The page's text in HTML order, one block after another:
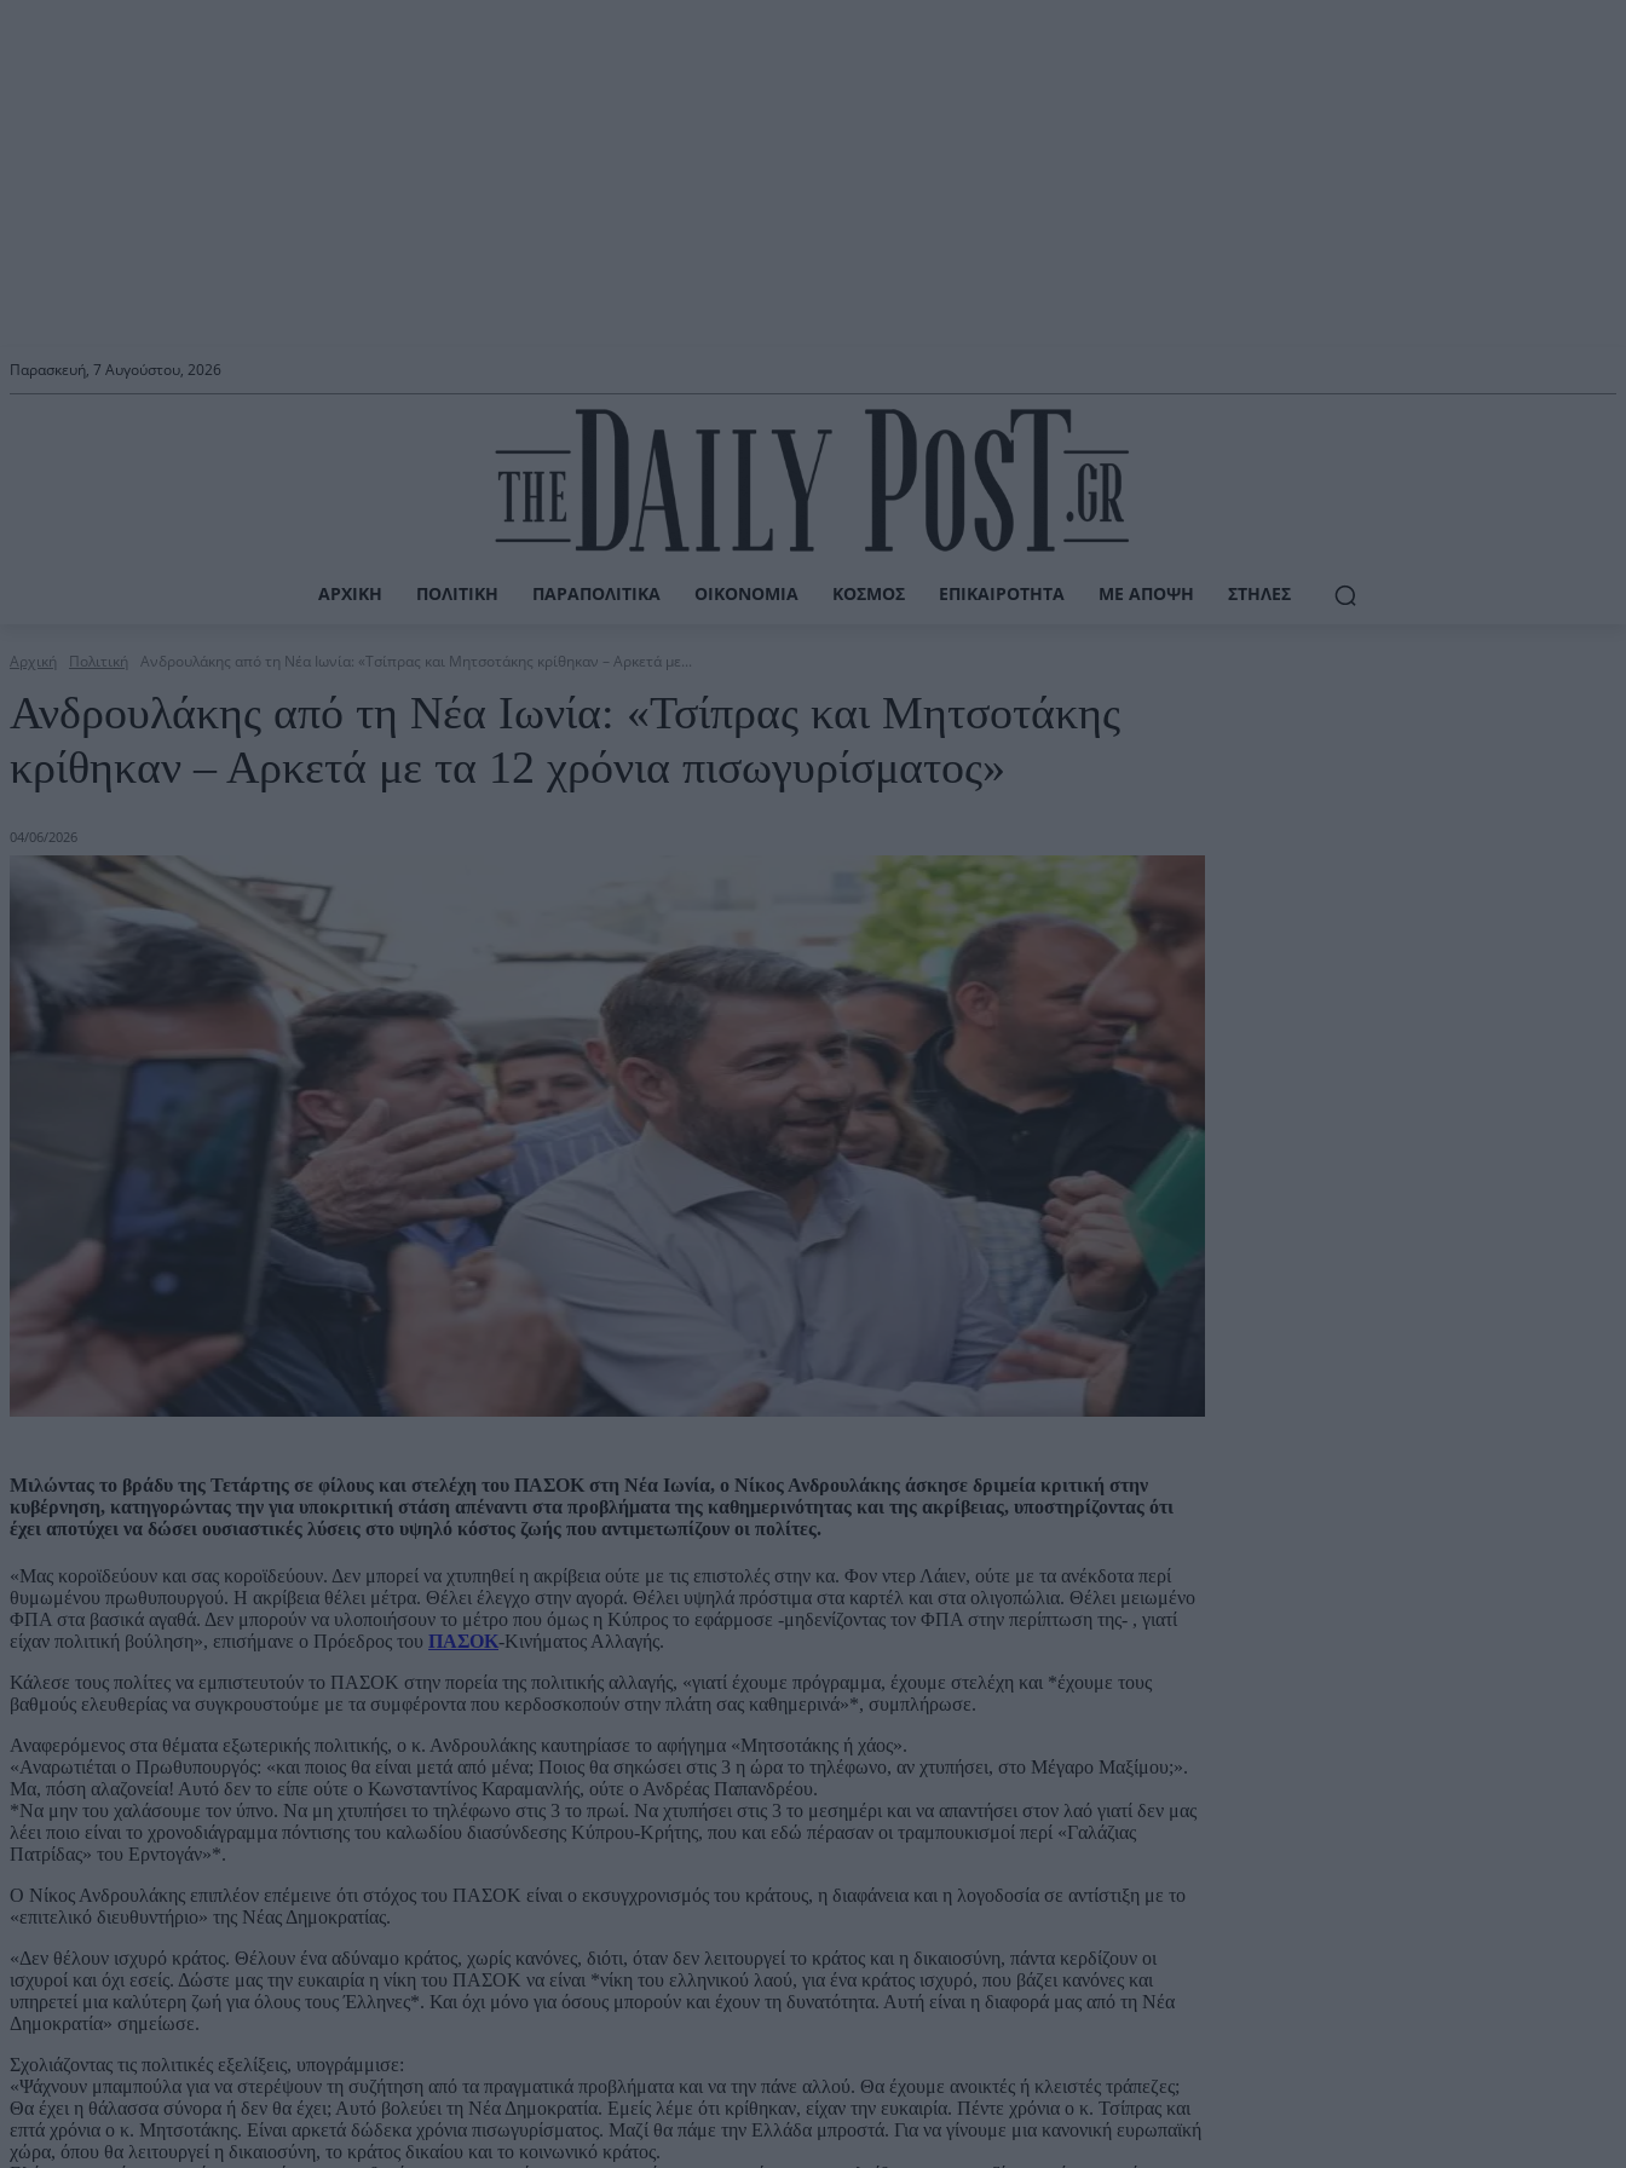
Παρασκευή, 7 Αυγούστου, 2026
ΑΡΧΙΚΉ ΠΟΛΙΤΙΚΉ ΠΑΡΑΠΟΛΙΤΙΚΆ ΟΙΚΟΝΟΜΊΑ ΚΌΣΜΟΣ ΕΠΙΚΑΙΡΌΤΗΤΑ ΜΕ ΆΠΟΨΗ ΣΤΉΛΕΣ
Αρχική Πολιτική Ανδρουλάκης από τη Νέα Ιωνία: «Τσίπρας και Μητσοτάκης κρίθηκαν – Αρκετά με...
Ανδρουλάκης από τη Νέα Ιωνία: «Τσίπρας και Μητσοτάκης
κρίθηκαν – Αρκετά με τα 12 χρόνια πισωγυρίσματος»
04/06/2026
Μιλώντας το βράδυ της Τετάρτης σε φίλους και στελέχη του ΠΑΣΟΚ στη Νέα Ιωνία, ο Νίκος Ανδρουλάκης άσκησε δριμεία κριτική στην
κυβέρνηση, κατηγορώντας την για υποκριτική στάση απέναντι στα προβλήματα της καθημερινότητας και της ακρίβειας, υποστηρίζοντας ότι
έχει αποτύχει να δώσει ουσιαστικές λύσεις στο υψηλό κόστος ζωής που αντιμετωπίζουν οι πολίτες.
«Μας κοροϊδεύουν και σας κοροϊδεύουν. Δεν μπορεί να χτυπηθεί η ακρίβεια ούτε με τις επιστολές στην κα. Φον ντερ Λάιεν, ούτε με τα ανέκδοτα περί
θυμωμένου πρωθυπουργού. Η ακρίβεια θέλει μέτρα. Θέλει έλεγχο στην αγορά. Θέλει υψηλά πρόστιμα στα καρτέλ και στα ολιγοπώλια. Θέλει μειωμένο
ΦΠΑ στα βασικά αγαθά. Δεν μπορούν να υλοποιήσουν το μέτρο που όμως η Κύπρος το εφάρμοσε -μηδενίζοντας τον ΦΠΑ στην περίπτωση της- , γιατί
είχαν πολιτική βούληση», επισήμανε ο Πρόεδρος του ΠΑΣΟΚ-Κινήματος Αλλαγής.
Κάλεσε τους πολίτες να εμπιστευτούν το ΠΑΣΟΚ στην πορεία της πολιτικής αλλαγής, «γιατί έχουμε πρόγραμμα, έχουμε στελέχη και *έχουμε τους
βαθμούς ελευθερίας να συγκρουστούμε με τα συμφέροντα που κερδοσκοπούν στην πλάτη σας καθημερινά»*, συμπλήρωσε.
Αναφερόμενος στα θέματα εξωτερικής πολιτικής, ο κ. Ανδρουλάκης καυτηρίασε το αφήγημα «Μητσοτάκης ή χάος».
«Αναρωτιέται ο Πρωθυπουργός: «και ποιος θα είναι μετά από μένα; Ποιος θα σηκώσει στις 3 η ώρα το τηλέφωνο, αν χτυπήσει, στο Μέγαρο Μαξίμου;».
Μα, πόση αλαζονεία! Αυτό δεν το είπε ούτε ο Κωνσταντίνος Καραμανλής, ούτε ο Ανδρέας Παπανδρέου.
*Να μην του χαλάσουμε τον ύπνο. Να μη χτυπήσει το τηλέφωνο στις 3 το πρωί. Να χτυπήσει στις 3 το μεσημέρι και να απαντήσει στον λαό γιατί δεν μας
λέει ποιο είναι το χρονοδιάγραμμα πόντισης του καλωδίου διασύνδεσης Κύπρου-Κρήτης, που και εδώ πέρασαν οι τραμπουκισμοί περί «Γαλάζιας
Πατρίδας» του Ερντογάν»*.
Ο Νίκος Ανδρουλάκης επιπλέον επέμεινε ότι στόχος του ΠΑΣΟΚ είναι ο εκσυγχρονισμός του κράτους, η διαφάνεια και η λογοδοσία σε αντίστιξη με το
«επιτελικό διευθυντήριο» της Νέας Δημοκρατίας.
«Δεν θέλουν ισχυρό κράτος. Θέλουν ένα αδύναμο κράτος, χωρίς κανόνες, διότι, όταν δεν λειτουργεί το κράτος και η δικαιοσύνη, πάντα κερδίζουν οι
ισχυροί και όχι εσείς. Δώστε μας την ευκαιρία η νίκη του ΠΑΣΟΚ να είναι *νίκη του ελληνικού λαού, για ένα κράτος ισχυρό, που βάζει κανόνες και
υπηρετεί μια καλύτερη ζωή για όλους τους Έλληνες*. Και όχι μόνο για όσους μπορούν και έχουν τη δυνατότητα. Αυτή είναι η διαφορά μας από τη Νέα
Δημοκρατία» σημείωσε.
Σχολιάζοντας τις πολιτικές εξελίξεις, υπογράμμισε:
«Ψάχνουν μπαμπούλα για να στερέψουν τη συζήτηση από τα πραγματικά προβλήματα και να την πάνε αλλού. Θα έχουμε ανοικτές ή κλειστές τράπεζες;
Θα έχει η θάλασσα σύνορα ή δεν θα έχει; Αυτό βολεύει τη Νέα Δημοκρατία. Εμείς λέμε ότι κρίθηκαν, είχαν την ευκαιρία. Πέντε χρόνια ο κ. Τσίπρας και
επτά χρόνια ο κ. Μητσοτάκης. Είναι αρκετά δώδεκα χρόνια πισωγυρίσματος. Μαζί θα πάμε την Ελλάδα μπροστά. Για να γίνουμε μια κανονική ευρωπαϊκή
χώρα, όπου θα λειτουργεί η δικαιοσύνη, το κράτος δικαίου και το κοινωνικό κράτος.